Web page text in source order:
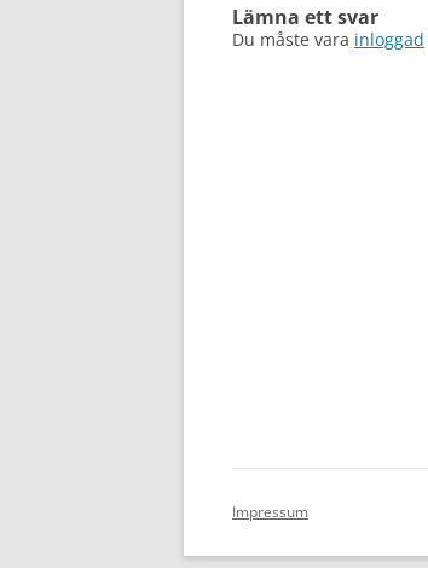
Lämna ett svar
Du måste vara inloggad
Impressum